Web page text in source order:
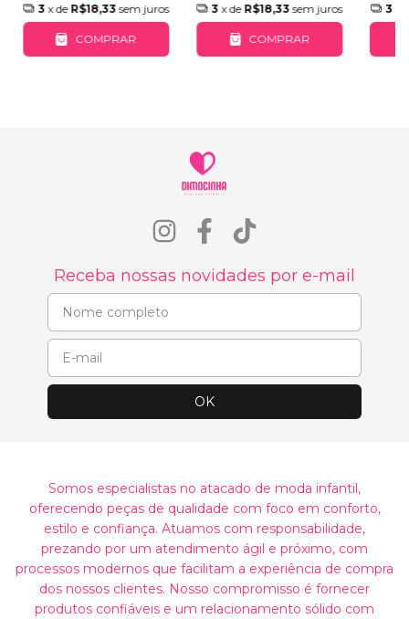
3 x de R$18,33 sem juros
COMPRAR
3 x de R$18,33 sem juros
COMPRAR
3
Receba nossas novidades por e-mail
Somos especialistas no atacado de moda infantil,
oferecendo peças de qualidade com foco em conforto,
estilo e confiança. Atuamos com responsabilidade,
prezando por um atendimento ágil e próximo, com
processos modernos que facilitam a experiência de compra
dos nossos clientes. Nosso compromisso é fornecer
produtos confiáveis e um relacionamento sólido com